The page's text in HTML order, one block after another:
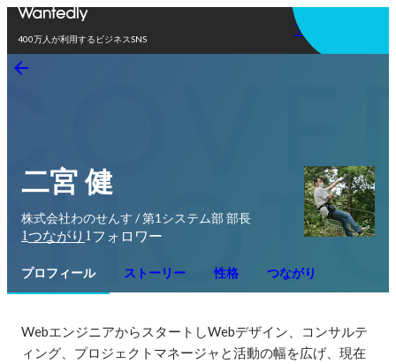
400万人が利用するビジネスSNS
アプリを使う
二宮 健
株式会社わのせんす / 第1システム部 部長
1つながり 1 フォロワー
プロフィール ストーリー 性格 つながり
WebエンジニアからスタートしWebデザイン、コンサルテ
ィング、プロジェクトマネージャと活動の幅を広げ、現在